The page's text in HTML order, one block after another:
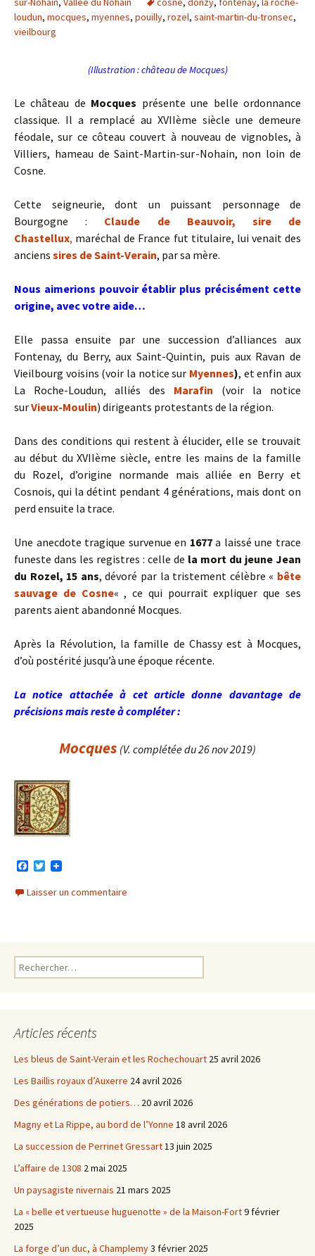
loudun, mocques, myennes, pouilly, rozel, saint-martin-du-tronsec,
vieilbourg
(Illustration : château de Mocques)
Le château de Mocques présente une belle ordonnance
classique. Il a remplacé au XVIIème siècle une demeure
féodale, sur ce côteau couvert à nouveau de vignobles, à
Villiers, hameau de Saint-Martin-sur-Nohain, non loin de
Cosne.
Cette seigneurie, dont un puissant personnage de
Bourgogne : Claude de Beauvoir, sire de
Chastellux, maréchal de France fut titulaire, lui venait des
anciens sires de Saint-Verain, par sa mère.
Nous aimerions pouvoir établir plus précisément cette
origine, avec votre aide…
Elle passa ensuite par une succession d’alliances aux
Fontenay, du Berry, aux Saint-Quintin, puis aux Ravan de
Vieilbourg voisins (voir la notice sur Myennes), et enfin aux
La Roche-Loudun, alliés des Marafin (voir la notice
surVieux-Moulin) dirigeants protestants de la région.
Dans des conditions qui restent à élucider, elle se trouvait
au début du XVIIème siècle, entre les mains de la famille
du Rozel, d’origine normande mais alliée en Berry et
Cosnois, qui la détint pendant 4 générations, mais dont on
perd ensuite la trace.
Une anecdote tragique survenue en 1677a laissé une trace
funeste dans les registres : celle de la mort du jeune Jean
du Rozel, 15 ans, dévoré par la tristement célèbre « bête
sauvage de Cosne« , ce qui pourrait expliquer que ses
parents aient abandonné Mocques.
Après la Révolution, la famille de Chassy est à Mocques,
d’où postérité jusqu’à une époque récente.
La notice attachée à cet article donne davantage de
précisions mais reste à compléter :
Mocques (V. complétée du 26 nov 2019)
c
e
T
i
t
Laisser un commentaire
Rechercher :
Articles récents
Les bleus de Saint-Verain et les Rochechouart 25 avril 2026
Les Baillis royaux d’Auxerre 24 avril 2026
Des générations de potiers… 20 avril 2026
Magny et La Rippe, au bord de l’Yonne 18 avril 2026
La succession de Perrinet Gressart13 juin 2025
L’affaire de 1308 2 mai 2025
Un paysagiste nivernais 21 mars 2025
La « belle et vertueuse huguenotte » de la Maison-Fort9 février
2025
La forge d’un duc, à Champlemy3 février 2025